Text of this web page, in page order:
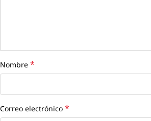
Nombre *
Correo electrónico *